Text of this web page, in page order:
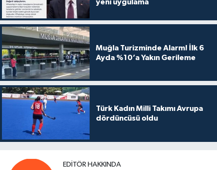
yeni uygulama
Muğla Turizminde Alarm! İlk 6
Ayda %10’a Yakın Gerileme
Türk Kadın Milli Takımı Avrupa
dördüncüsü oldu
EDITÖR HAKKINDA